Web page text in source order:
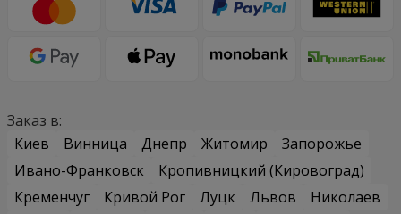
Заказ в:
Киев
Винница Днепр Житомир
Запорожье
Ивано-Франковск
Кропивницкий (Кировоград)
Кременчуг
Кривой Рог Луцк Львов
Николаев